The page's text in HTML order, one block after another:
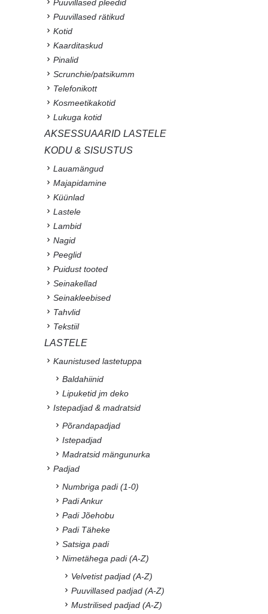
Puuvillased pleedid
Puuvillased rätikud
Kotid
Kaarditaskud
Pinalid
Scrunchie/patsikumm
Telefonikott
Kosmeetikakotid
Lukuga kotid
AKSESSUAARID LASTELE
KODU & SISUSTUS
Lauamängud
Majapidamine
Küünlad
Lastele
Lambid
Nagid
Peeglid
Puidust tooted
Seinakellad
Seinakleebised
Tahvlid
Tekstiil
LASTELE
Kaunistused lastetuppa
Baldahiinid
Lipuketid jm deko
Istepadjad & madratsid
Põrandapadjad
Istepadjad
Madratsid mängunurka
Padjad
Numbriga padi (1-0)
Padi Ankur
Padi Jõehobu
Padi Täheke
Satsiga padi
Nimetähega padi (A-Z)
Velvetist padjad (A-Z)
Puuvillased padjad (A-Z)
Mustrilised padjad (A-Z)